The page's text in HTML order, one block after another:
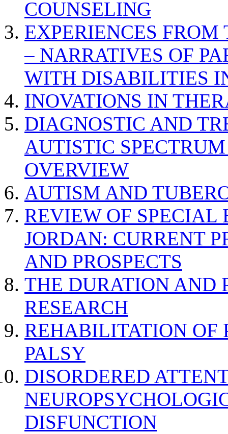
COUNSELING
EXPERIENCES
– NARRATIVES OF
WITH DISABILITIES
INOVATIONS IN
DIAGNOSTIC AND
AUTISTIC
OVERVIEW
AUTISM AND
REVIEW OF SPECIAL
JORDAN: CURRENT
AND PROSPECTS
THE DURATION AND
RESEARCH
REHABILITATION OF
PALSY
DISORDERED
DISFUNCTION